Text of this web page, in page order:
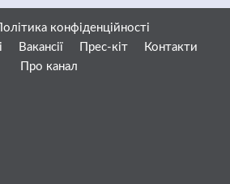
Політика конфіденційності
Вакансії Прес-кіт
Контакти
Про канал